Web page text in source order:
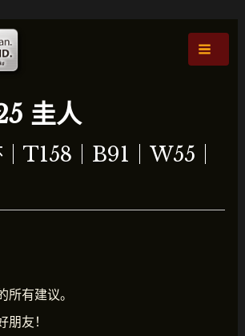
菜
圭人
T158｜B91｜W55｜
有建议。
友！